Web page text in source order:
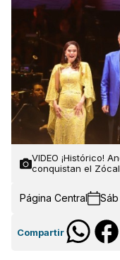
VIDEO ¡Histórico!
conquistan el
Página Central
Compartir